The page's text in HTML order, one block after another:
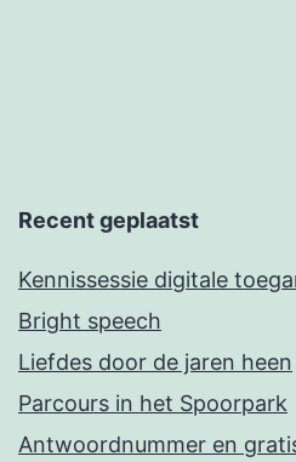
Recent geplaatst
Kennissessie digitale
Bright speech
Liefdes door de jaren heen
Parcours in het Spoorpark
Antwoordnummer en